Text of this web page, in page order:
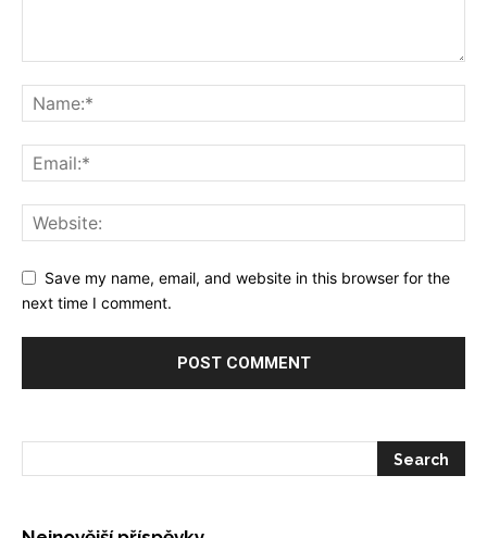
Save my name, email, and website in this browser for the
next time I comment.